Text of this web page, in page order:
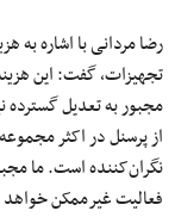
رضا مردانی با اشاره به
تجهیزات، گفت: این
مجبور به تعدیل گسترده
از پرسنل در اکثر
نگران‌کننده است. ما
فعالیت غیرممکن